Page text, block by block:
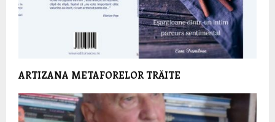
ARTIZANA METAFORELOR TRĂITE